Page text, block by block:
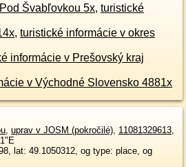
Švabľovkou 5x, turistické
, turistické informácie v okres
informácie v Prešovský kraj
v Východné Slovensko 4881x
, uprav v JOSM (pokročilé), 11081329613,
lat: 49.1050312, og type: place, og